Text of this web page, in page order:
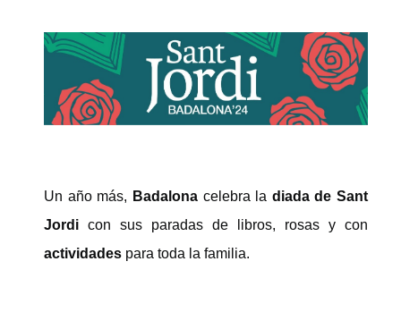
Un año más, Badalona celebra la diada de Sant
Jordi con sus paradas de libros, rosas y con
actividades para toda la familia.